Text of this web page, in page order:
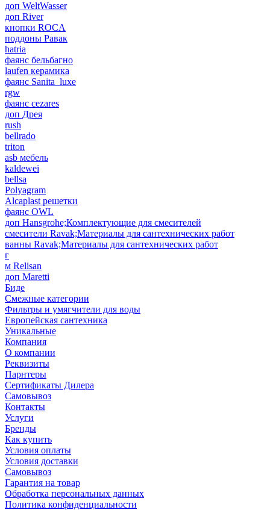
доп WeltWasser
доп River
кнопки ROCA
поддоны Равак
hatria
фаянс бельбагно
laufen керамика
фаянс Sanita_luxe
rgw
фаянс cezares
доп Дрея
rush
bellrado
triton
asb мебель
kaldewei
bellsa
Polyagram
Alcaplast решетки
фаянс OWL
доп Hansgrohe;Комплектующие для смесителей
смесители Ravak;Материалы для сантехнических работ
ванны Ravak;Материалы для сантехнических работ
г
м Relisan
доп Maretti
Биде
Смежные категории
Фильтры и умягчители для воды
Европейская сантехника
Уникальные
Компания
О компании
Реквизиты
Парнтеры
Сертификаты Дилера
Самовывоз
Контакты
Услуги
Бренды
Как купить
Условия оплаты
Условия доставки
Самовывоз
Гарантия на товар
Обработка персональных данных
Политика конфиденциальности